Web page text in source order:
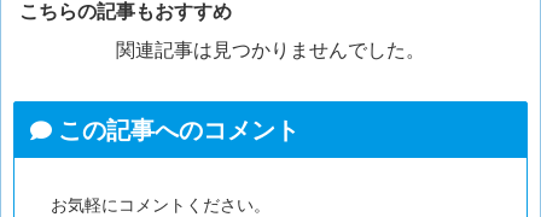
こちらの記事もおすすめ
関連記事は見つかりませんでした。
この記事へのコメント
お気軽にコメントください。